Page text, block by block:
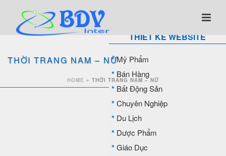
THỜI TRANG NAM – NỮ
HOME » THỜI TRANG NAM – NỮ
THIẾT KẾ WEBSITE
*Mỹ Phẩm
* Bán Hàng
* Bất Động Sản
*Chuyên Nghiệp
* Du Lịch
* Dược Phẩm
*Giáo Dục